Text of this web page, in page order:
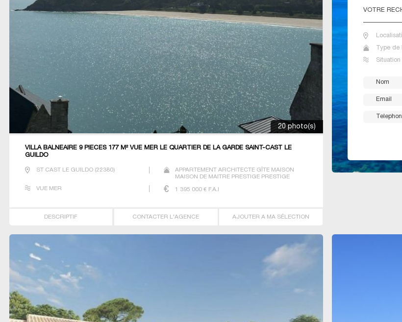
20 photo(s)
VILLA BALNEAIRE 9 PIECES 177 M² VUE MER LE QUARTIER DE LA GARDE SAINT-CAST LE
GUILDO
ST CAST LE GUILDO(22380)
APPARTEMENT ARCHITECTE GÎTE MAISON
MAISON DE MAITRE PRESTIGE PRESTIGE
VUE MER
1 395 000€ F.A.I
DESCRIPTIF CONTACTER L'AGENCE AJOUTER A MA SÉLECTION
VOTRE
Type de
Situation